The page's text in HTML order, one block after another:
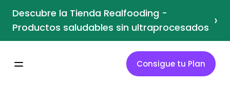
Descubre la Tienda Realfooding -
Productos saludables sin ultraprocesados ›
Consigue tu Plan